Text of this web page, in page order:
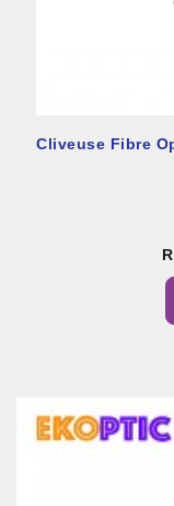
Cliveuse Fibre